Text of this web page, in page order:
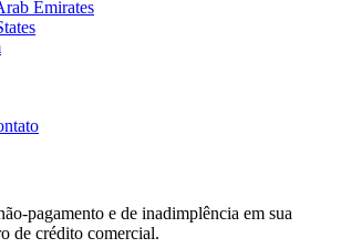
Emirates
pagamento e de inadimplência em sua
de crédito comercial.